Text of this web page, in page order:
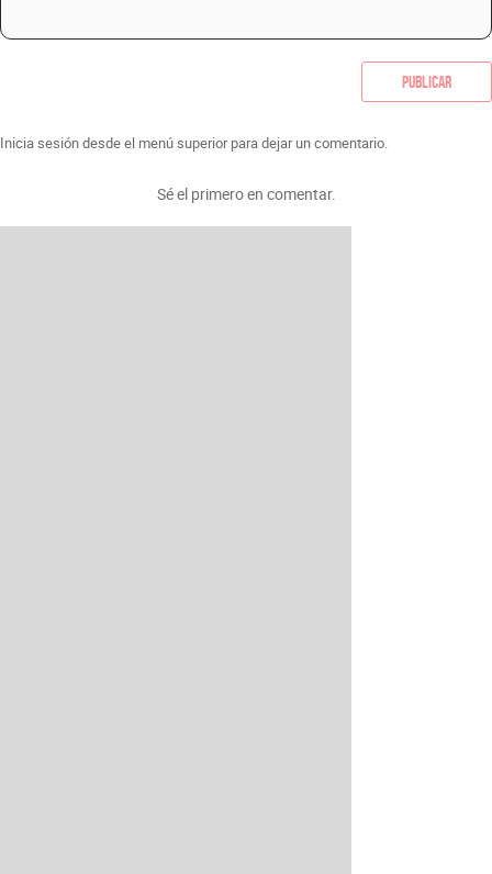
Publicar
Inicia sesión desde el menú superior para dejar un comentario.
Sé el primero en comentar.